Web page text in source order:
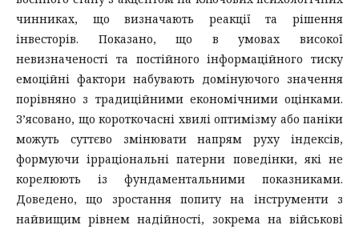
чинниках, що визначають реакції та рішення
інвесторів. Показано, що в умовах високої
невизначеності та постійного інформаційного тиску
емоційні фактори набувають домінуючого значення
порівняно з традиційними економічними оцінками.
З’ясовано, що короткочасні хвилі оптимізму або паніки
можуть суттєво змінювати напрям руху індексів,
формуючи ірраціональні патерни поведінки, які не
корелюють із фундаментальними показниками.
Доведено, що зростання попиту на інструменти з
найвищим рівнем надійності, зокрема на військові